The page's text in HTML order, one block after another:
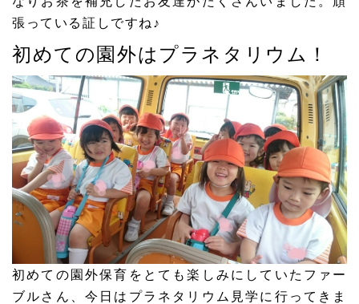
張っている証しですね♪
初めての園外はプラネタリウム！
初めての園外保育をとても楽しみにしていたファー
ブルさん、今日はプラネタリウム見学に行ってきま